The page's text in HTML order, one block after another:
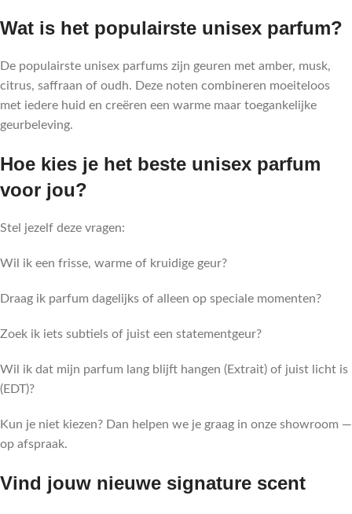
Wat is het populairste unisex parfum?
De populairste unisex parfums zijn geuren met amber, musk,
citrus, saffraan of oudh. Deze noten combineren moeiteloos
met iedere huid en creëren een warme maar toegankelijke
geurbeleving.
Hoe kies je het beste unisex parfum
voor jou?
Stel jezelf deze vragen:
Wil ik een frisse, warme of kruidige geur?
Draag ik parfum dagelijks of alleen op speciale momenten?
Zoek ik iets subtiels of juist een statementgeur?
Wil ik dat mijn parfum lang blijft hangen (Extrait) of juist licht is
(EDT)?
Kun je niet kiezen? Dan helpen we je graag in onze showroom —
op afspraak.
Vind jouw nieuwe signature scent